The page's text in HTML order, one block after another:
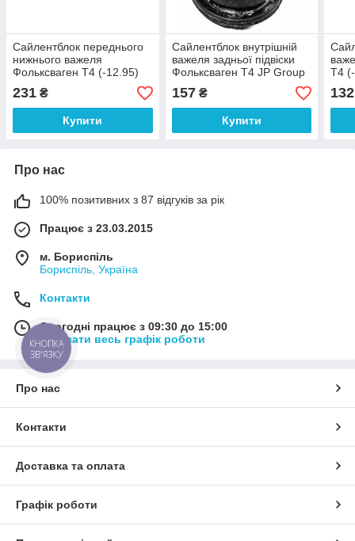
Сайлентблок переднього
нижнього важеля
Фольксваген Т4 (-12.95)
передній Lemförder 14556
01
231 ₴
Купити
Сайлентблок внутрішній
важеля задньої підвіски
Фольксваген Т4 JP Group
1150301000
157₴
Купити
Т4
132
Про нас
100% позитивних з 87 відгуків за рік
Працює з 23.03.2015
м. Бориспіль
Бориспіль, Україна
Контакти
Сьогодні працює з 09:30 до 15:00
Показати весь графік роботи
Про нас
Контакти
Доставка та оплата
Графік роботи
КНОПКА
ЗВ'ЯЗКУ